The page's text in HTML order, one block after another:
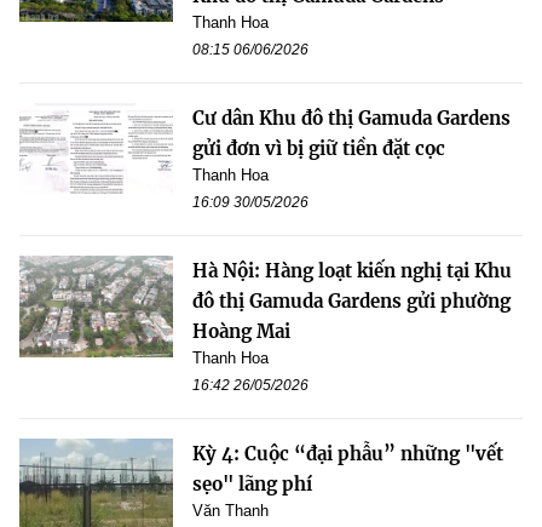
Thanh Hoa
08:15 06/06/2026
Cư dân Khu đô thị Gamuda Gardens
gửi đơn vì bị giữ tiền đặt cọc
Thanh Hoa
16:09 30/05/2026
Hà Nội: Hàng loạt kiến nghị tại Khu
đô thị Gamuda Gardens gửi phường
Hoàng Mai
Thanh Hoa
16:42 26/05/2026
Kỳ 4: Cuộc “đại phẫu” những "vết
sẹo" lãng phí
Văn Thanh